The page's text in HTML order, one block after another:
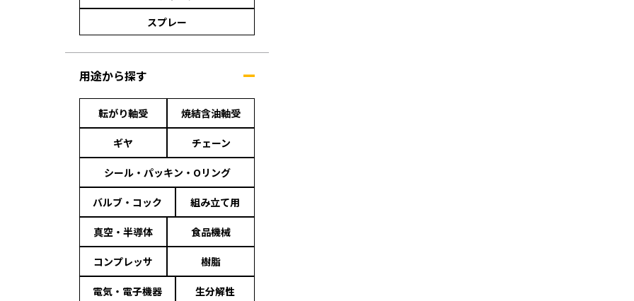
スプレー
用途から探す
転がり軸受 焼結含油軸受
ギヤ チェーン
シール・パッキン・Oリング
バルブ・コック 組み立て用
真空・半導体 食品機械
コンプレッサ 樹脂
電気・電子機器 生分解性